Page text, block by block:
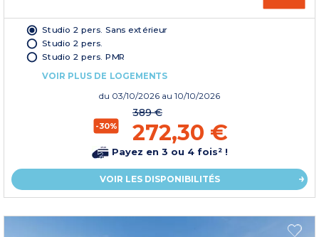
Studio 2 pers. Sans extérieur
Studio 2 pers.
Studio 2 pers. PMR
VOIR PLUS DE LOGEMENTS
du 03/10/2026 au 10/10/2026
-30%
389 €
272,30 €
Payez en 3 ou 4 fois² !
VOIR LES DISPONIBILITÉS